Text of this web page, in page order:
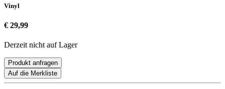
Vinyl
€ 29,99
Derzeit nicht auf Lager
Produkt anfragen
Auf die Merkliste